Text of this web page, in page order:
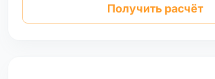
Получить расчёт